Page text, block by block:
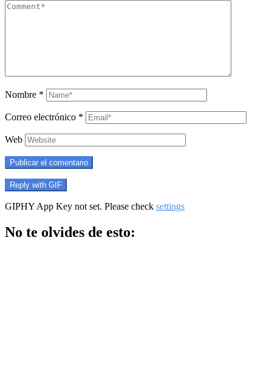
Nombre *
Correo electrónico *
Web
Publicar el comentario
Reply with GIF
GIPHY App Key not set. Please check settings
No te olvides de esto: